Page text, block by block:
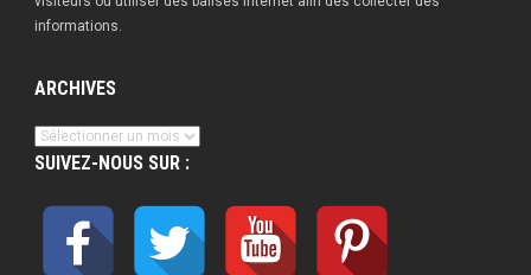
informations.
ARCHIVES
Archives
SUIVEZ-NOUS SUR :